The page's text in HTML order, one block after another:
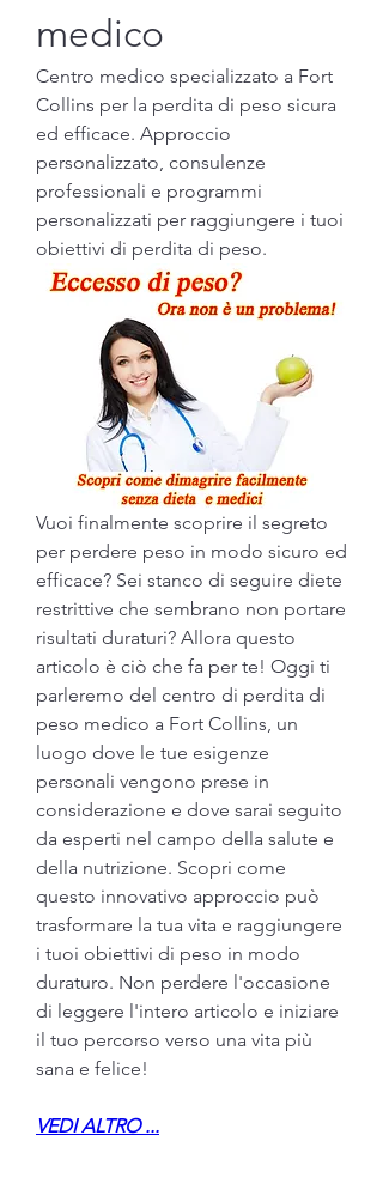
medico
Centro medico specializzato a Fort
Collins per la perdita di peso sicura
ed efficace. Approccio
personalizzato, consulenze
professionali e programmi
personalizzati per raggiungere i tuoi
obiettivi di perdita di peso.
Vuoi finalmente scoprire il segreto
per perdere peso in modo sicuro ed
efficace? Sei stanco di seguire diete
restrittive che sembrano non portare
risultati duraturi? Allora questo
articolo è ciò che fa per te! Oggi ti
parleremo del centro di perdita di
peso medico a Fort Collins, un
luogo dove le tue esigenze
personali vengono prese in
considerazione e dove sarai seguito
da esperti nel campo della salute e
della nutrizione. Scopri come
questo innovativo approccio può
trasformare la tua vita e raggiungere
i tuoi obiettivi di peso in modo
duraturo. Non perdere l'occasione
di leggere l'intero articolo e iniziare
il tuo percorso verso una vita più
sana e felice!
VEDI ALTRO ...